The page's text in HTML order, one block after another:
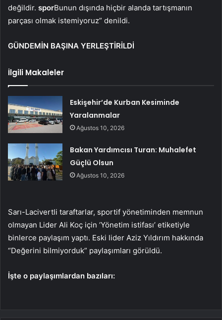
değildir. sporBunun dışında hiçbir alanda tartışmanın
parçası olmak istemiyoruz” denildi.
GÜNDEMİN BAŞINA YERLEŞTİRİLDİ
İlgili Makaleler
Eskişehir’de Kurban Kesiminde
Yaralanmalar
Ağustos 10, 2026
Bakan Yardımcısı Turan: Muhalefet
Güçlü Olsun
Ağustos 10, 2026
Sarı-Lacivertli taraftarlar, sportif yönetiminden memnun
olmayan Lider Ali Koç için ‘Yönetim istifası’ etiketiyle
binlerce paylaşım yaptı. Eski lider Aziz Yıldırım hakkında
“Değerini bilmiyorduk” paylaşımları görüldü.
İşte o paylaşımlardan bazıları: